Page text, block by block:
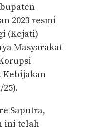
2023 resmi
(Kejati)
Masyarakat
Kebijakan
Saputra,
ini telah